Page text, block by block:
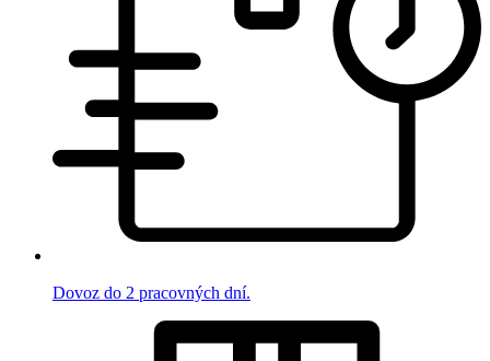
Dovoz do 2 pracovných dní.